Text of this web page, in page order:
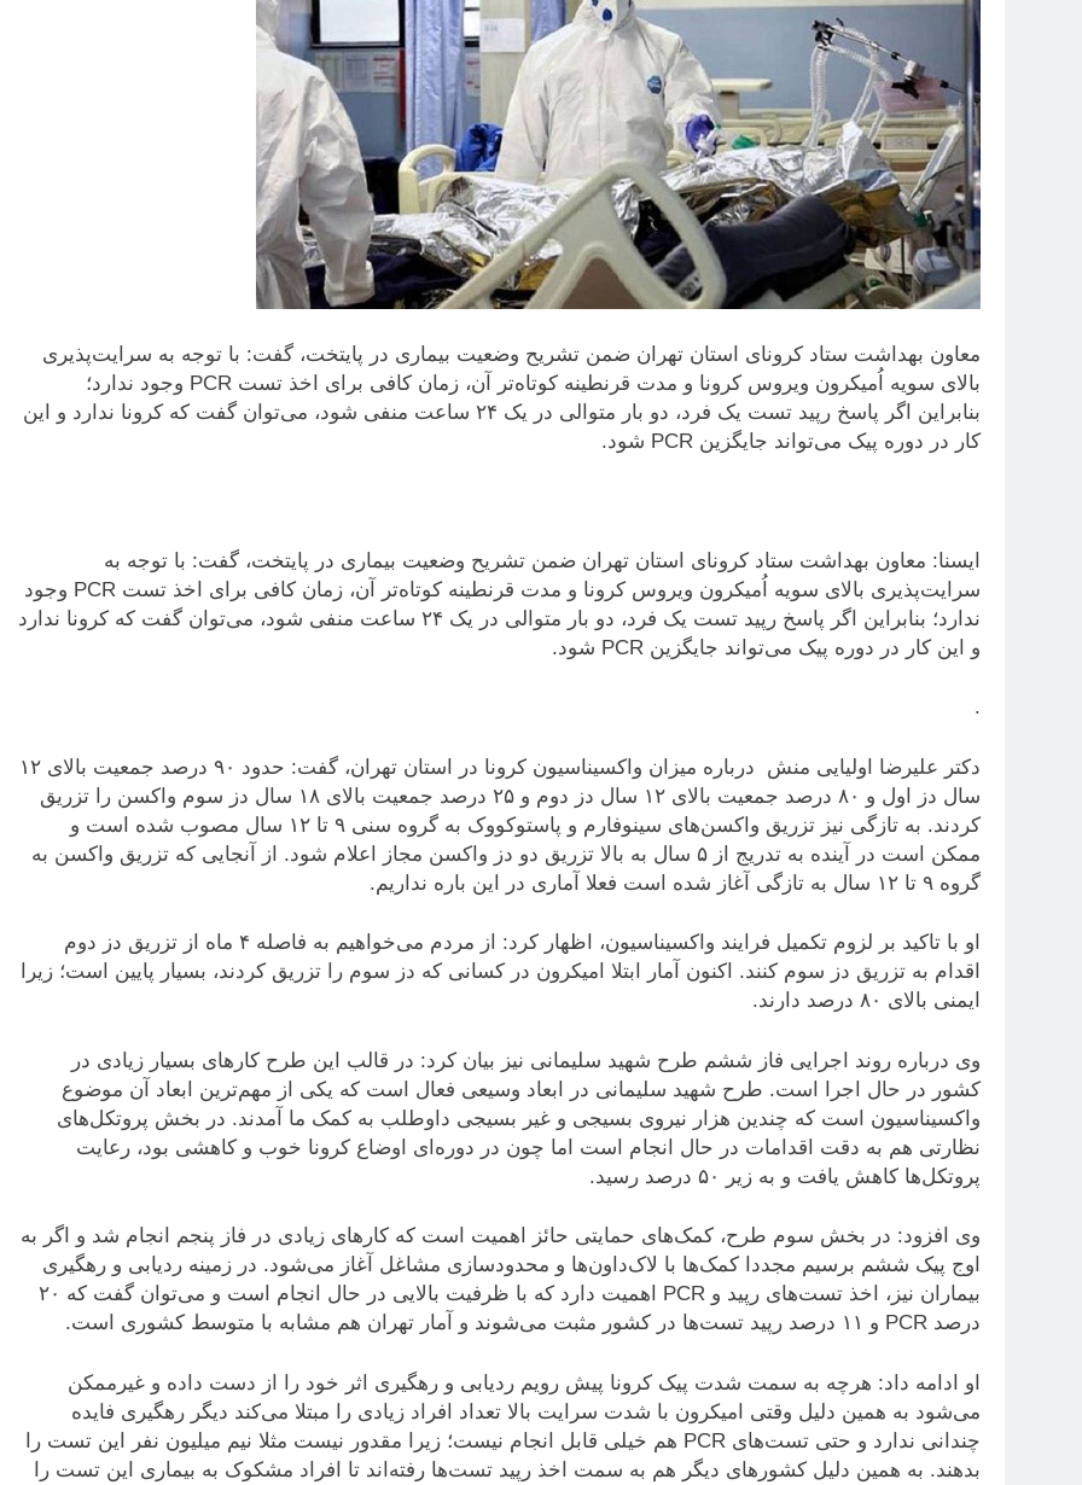
معاون بهداشت ستاد کرونای استان تهران ضمن تشریح وضعیت بیماری در پایتخت، گفت: با توجه به سرایت‌پذیری
بالای سویه اُمیکرون ویروس کرونا و مدت قرنطینه کوتاه‌تر آن، زمان کافی برای اخذ تست PCR وجود ندارد؛
بنابراین اگر پاسخ رپید تست یک فرد، دو بار متوالی در یک ۲۴ ساعت منفی شود، می‌توان گفت که کرونا ندارد و این
کار در دوره پیک می‌تواند جایگزین PCR شود.
ایسنا: معاون بهداشت ستاد کرونای استان تهران ضمن تشریح وضعیت بیماری در پایتخت، گفت: با توجه به
سرایت‌پذیری بالای سویه اُمیکرون ویروس کرونا و مدت قرنطینه کوتاه‌تر آن، زمان کافی برای اخذ تست PCR وجود
ندارد؛ بنابراین اگر پاسخ رپید تست یک فرد، دو بار متوالی در یک ۲۴ ساعت منفی شود، می‌توان گفت که کرونا ندارد
و این کار در دوره پیک می‌تواند جایگزین PCR شود.
.
دکتر علیرضا اولیایی منش درباره میزان واکسیناسیون کرونا در استان تهران،‌ گفت: حدود ۹۰ درصد جمعیت بالای ۱۲
سال دز اول و ۸۰ درصد جمعیت بالای ۱۲ سال دز دوم و ۲۵ درصد جمعیت بالای ۱۸ سال دز سوم واکسن را تزریق
کردند. به تازگی نیز تزریق واکسن‌های سینوفارم و پاستوکووک به گروه سنی ۹ تا ۱۲ سال مصوب شده است و
ممکن است در آینده به تدریج از ۵ سال به بالا تزریق دو دز واکسن مجاز اعلام شود. از آنجایی که تزریق واکسن به
گروه ۹ تا ۱۲ سال به تازگی آغاز شده است فعلا آماری در این باره نداریم.
او با تاکید بر لزوم تکمیل فرایند واکسیناسیون،‌ اظهار کرد: از مردم می‌خواهیم به فاصله ۴ ماه از تزریق دز دوم
اقدام به تزریق دز سوم کنند. اکنون آمار ابتلا امیکرون در کسانی که دز سوم را تزریق کردند، بسیار پایین است؛ زیرا
ایمنی بالای ۸۰ درصد دارند.
وی درباره روند اجرایی فاز ششم طرح شهید سلیمانی نیز بیان کرد: در قالب این طرح کارهای بسیار زیادی در
کشور در حال اجرا است. طرح شهید سلیمانی در ابعاد وسیعی فعال است که یکی از مهم‌ترین ابعاد آن موضوع
واکسیناسیون است که چندین هزار نیروی بسیجی و غیر بسیجی داوطلب به کمک ما آمدند. در بخش‌ پروتکل‌های
نظارتی هم به دقت اقدامات در حال انجام است اما چون در دوره‌ای اوضاع کرونا خوب و کاهشی بود، رعایت
پروتکل‌ها کاهش یافت و به زیر ۵۰ درصد رسید.
وی افزود: در بخش سوم طرح، کمک‌های حمایتی حائز اهمیت است که کارهای زیادی در فاز پنجم انجام شد و اگر به
اوج پیک ششم برسیم مجددا کمک‌ها با لاک‌داون‌ها و محدودسازی مشاغل آغاز می‌شود. در زمینه ردیابی و رهگیری
بیماران نیز، اخذ تست‌های رپید و PCR اهمیت دارد که با ظرفیت بالایی در حال انجام است و می‌توان گفت که ۲۰
درصد PCR و ۱۱ درصد رپید تست‌ها در کشور مثبت می‌شوند و آمار تهران هم مشابه با متوسط کشوری است.
او ادامه داد: هرچه به سمت شدت پیک کرونا پیش رویم ردیابی و رهگیری اثر خود را از دست داده و غیرممکن
می‌شود به همین دلیل وقتی امیکرون با شدت سرایت بالا تعداد افراد زیادی را مبتلا می‌کند دیگر رهگیری فایده‌
چندانی ندارد و حتی تست‌های PCR هم خیلی قابل انجام نیست؛ زیرا مقدور نیست مثلا نیم میلیون نفر این تست را
بدهند. به همین دلیل کشورهای دیگر هم به سمت اخذ رپید تست‌ها رفته‌اند تا افراد مشکوک به بیماری این تست را